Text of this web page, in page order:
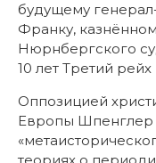
будущему
Франку,
Нюрнбергского
10 лет Третий
Оппозицией
Европы Шпенглер